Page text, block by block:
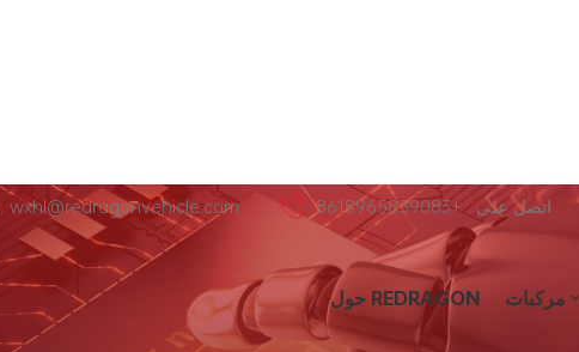
ارسل لنا عبر البريد الإلكتروني : wxhl@redragonvehicle.com اتصل على : +8618965859083
حول REDRAGON مركبات